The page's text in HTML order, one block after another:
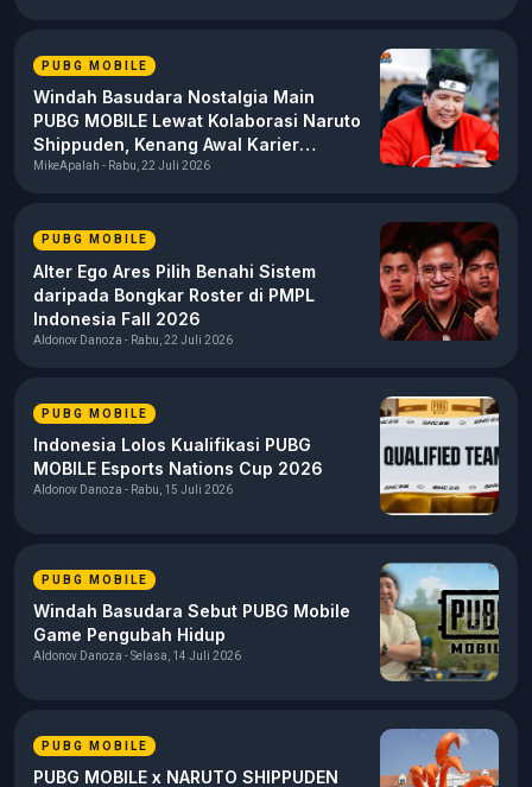
PUBG MOBILE
Windah Basudara Nostalgia Main
PUBG MOBILE Lewat Kolaborasi Naruto
Shippuden, Kenang Awal Karier
sebagai Content Creator
MikeApalah - Rabu, 22 Juli 2026
PUBG MOBILE
Alter Ego Ares Pilih Benahi Sistem
daripada Bongkar Roster di PMPL
Indonesia Fall 2026
Aldonov Danoza - Rabu, 22 Juli 2026
PUBG MOBILE
Indonesia Lolos Kualifikasi PUBG
MOBILE Esports Nations Cup 2026
Aldonov Danoza - Rabu, 15 Juli 2026
PUBG MOBILE
Windah Basudara Sebut PUBG Mobile
Game Pengubah Hidup
Aldonov Danoza - Selasa, 14 Juli 2026
PUBG MOBILE
PUBG MOBILE x NARUTO SHIPPUDEN